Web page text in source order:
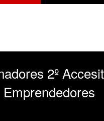
2º Accesit